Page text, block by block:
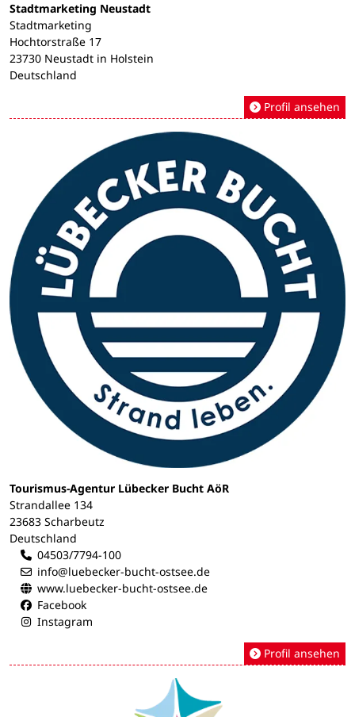
Stadtmarketing Neustadt
Stadtmarketing
Hochtorstraße 17
23730 Neustadt in Holstein
Deutschland
Profil ansehen
Tourismus-Agentur Lübecker Bucht AöR
Strandallee 134
23683 Scharbeutz
Deutschland
04503/7794-100
info@luebecker-bucht-ostsee.de
www.luebecker-bucht-ostsee.de
Facebook
Instagram
Profil ansehen